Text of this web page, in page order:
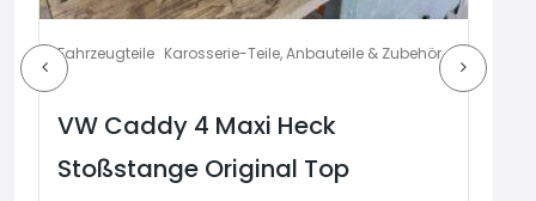
Fahrzeugteile Karosserie-Teile, Anbauteile & Zubehör
VW Caddy 4 Maxi Heck
Stoßstange Original Top